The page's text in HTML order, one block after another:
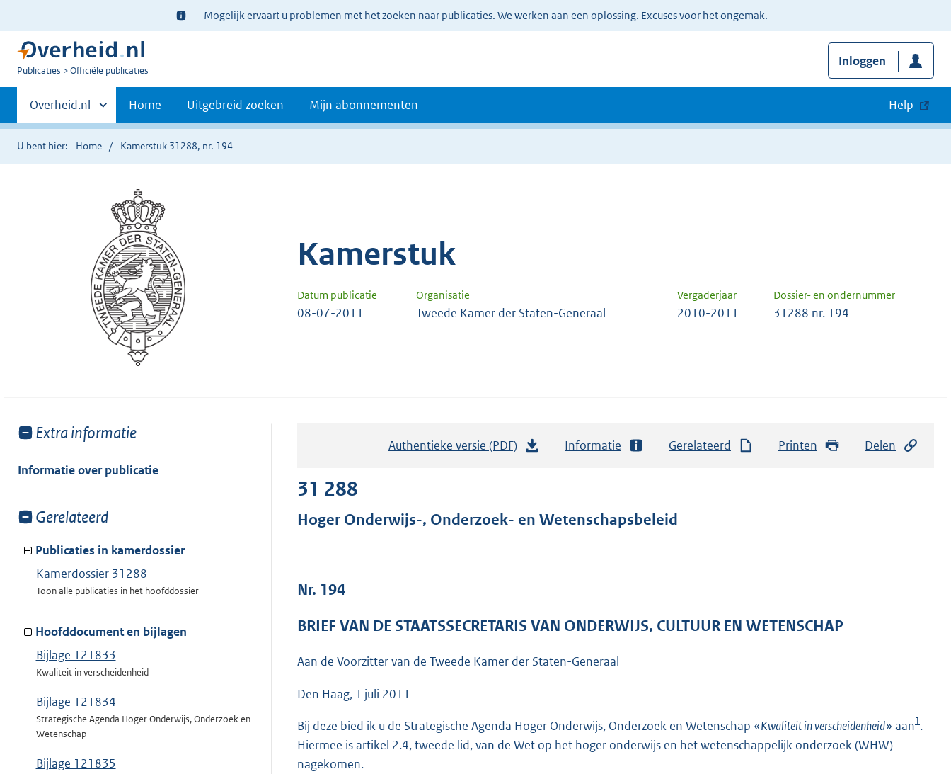
Ter
informatie:
Mogelijk ervaart u problemen met het zoeken naar publicaties. We werken aan een oplossing. Excuses voor het ongemak.
U
Publicaties Officiële publicaties
Inloggen
Primaire
navigatie
Andere
sites
binnen
Overheid.nl Home Uitgebreid zoeken Mijn abonnementen Help
U bent hier: Home Kamerstuk 31288, nr. 194
Kamerstuk
Datum publicatie Organisatie Vergaderjaar Dossier- en ondernummer
08-07-2011 Tweede Kamer der Staten-Generaal 2010-2011 31288 nr. 194
Toon
van:
Extra informatie
Informatie over publicatie
Toon
van:
Gerelateerd
Publicaties in kamerdossier
Kamerdossier 31288
Toon alle publicaties in het hoofddossier
Hoofddocument en bijlagen
Bijlage 121833
Kwaliteit in verscheidenheid
Bijlage 121834
Strategische Agenda Hoger Onderwijs, Onderzoek en
Wetenschap
Bijlage 121835
Authentieke versie (PDF)
a
r
o
4
Informatie Gerelateerd Printen Delen
31 288
Hoger Onderwijs-, Onderzoek- en Wetenschapsbeleid
Nr. 194
BRIEF VAN DE STAATSSECRETARIS VAN ONDERWIJS, CULTUUR EN WETENSCHAP
Aan de Voorzitter van de Tweede Kamer der Staten-Generaal
Den Haag, 1 juli 2011
Bij deze bied ik u de Strategische Agenda Hoger Onderwijs, Onderzoek en Wetenschap «Kwaliteit in verscheidenheid» aan1.
Hiermee is artikel 2.4, tweede lid, van de Wet op het hoger onderwijs en het wetenschappelijk onderzoek (WHW)
nagekomen.